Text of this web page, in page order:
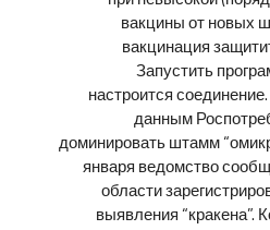
вакцины от новых
вакцинация
Запустить
настроится
данным
доминировать штамм
января ведомство
области
выявления “кракена”.